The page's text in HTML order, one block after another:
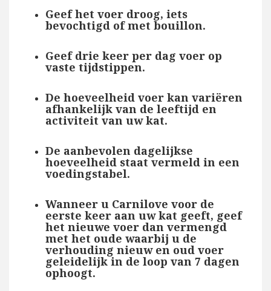
Geef het voer droog, iets
bevochtigd of met bouillon.
Geef drie keer per dag voer op
vaste tijdstippen.
De hoeveelheid voer kan variëren
afhankelijk van de leeftijd en
activiteit van uw kat.
De aanbevolen dagelijkse
hoeveelheid staat vermeld in een
voedingstabel.
Wanneer u Carnilove voor de
eerste keer aan uw kat geeft, geef
het nieuwe voer dan vermengd
met het oude waarbij u de
verhouding nieuw en oud voer
geleidelijk in de loop van 7 dagen
ophoogt.